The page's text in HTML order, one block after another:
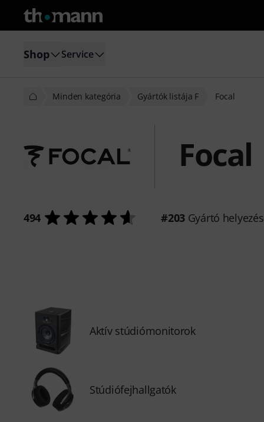
Shop Service
Minden kategória Gyártók listája F Focal
Focal
494 #203Gyártó
Aktív stúdiómonitorok
Stúdiófejhallgatók